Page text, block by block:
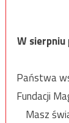
W
Państwa
Fundacji
Masz